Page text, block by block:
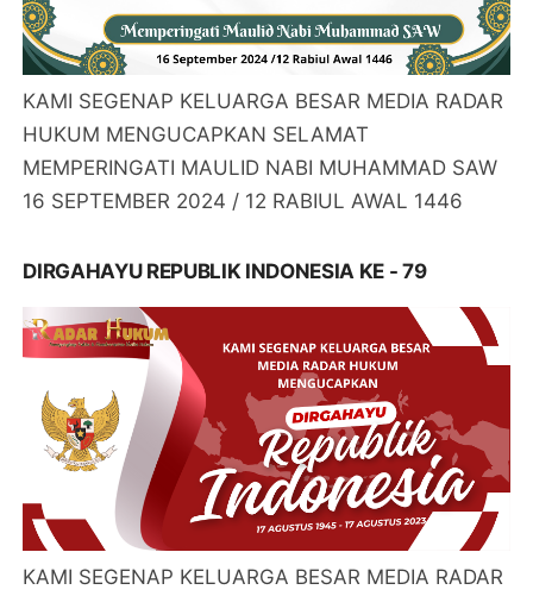
KAMI SEGENAP KELUARGA BESAR MEDIA RADAR
HUKUM MENGUCAPKAN SELAMAT
MEMPERINGATI MAULID NABI MUHAMMAD SAW
16 SEPTEMBER 2024 / 12 RABIUL AWAL 1446
DIRGAHAYU REPUBLIK INDONESIA KE - 79
KAMI SEGENAP KELUARGA BESAR MEDIA RADAR